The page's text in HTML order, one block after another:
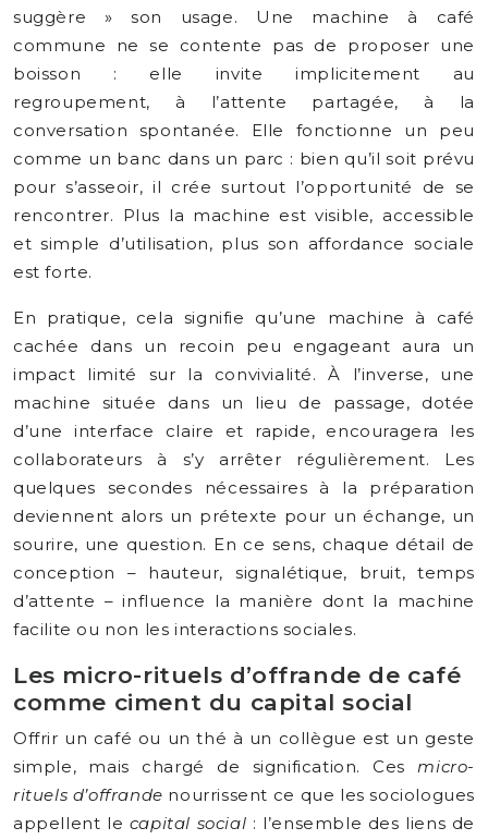
suggère » son usage. Une machine à café
commune ne se contente pas de proposer une
boisson : elle invite implicitement au
regroupement, à l’attente partagée, à la
conversation spontanée. Elle fonctionne un peu
comme un banc dans un parc : bien qu’il soit prévu
pour s’asseoir, il crée surtout l’opportunité de se
rencontrer. Plus la machine est visible, accessible
et simple d’utilisation, plus son affordance sociale
est forte.
En pratique, cela signifie qu’une machine à café
cachée dans un recoin peu engageant aura un
impact limité sur la convivialité. À l’inverse, une
machine située dans un lieu de passage, dotée
d’une interface claire et rapide, encouragera les
collaborateurs à s’y arrêter régulièrement. Les
quelques secondes nécessaires à la préparation
deviennent alors un prétexte pour un échange, un
sourire, une question. En ce sens, chaque détail de
conception – hauteur, signalétique, bruit, temps
d’attente – influence la manière dont la machine
facilite ou non les interactions sociales.
Les micro-rituels d’offrande de café
comme ciment du capital social
Offrir un café ou un thé à un collègue est un geste
simple, mais chargé de signification. Cesmicro-
rituels d’offrande nourrissent ce que les sociologues
appellent le capital social : l’ensemble des liens de